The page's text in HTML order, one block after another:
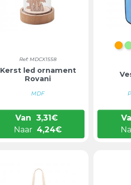
Ref: MDCX1558
Kerst led ornament
Rovani
MDF
Van 3,31€
Naar 4,24€